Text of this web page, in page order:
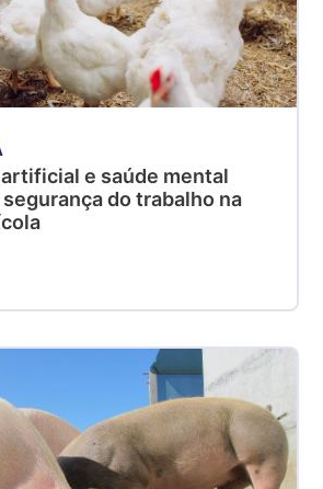
e saúde mental
do trabalho na